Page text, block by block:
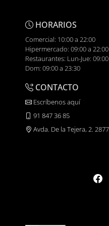
Ventanal de la Sierra
bienestar se encuentran al
la diferencia!
HORARIOS
Comercial: 10:00 a 22:00
Hipermercado: 09:00 a 22:00
Restaurantes: Lun-Jue:
Dom: 09:00 a 23:30
CONTACTO
Escríbenos aquí
91 847 36 85
Avda. De la Tejera, 2.